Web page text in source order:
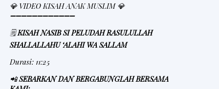
💎 VIDEO KISAH ANAK MUSLIM 💎
➖➖➖➖➖➖➖➖➖➖➖➖
🗒KISAH NASIB SI PELUDAH RASULULLAH
SHALLALLAHU ‘ALAHI WA SALLAM
Durasi: 11:25
📲SEBARKAN DAN BERGABUNGLAH BERSAMA